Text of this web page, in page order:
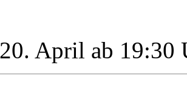
April ab